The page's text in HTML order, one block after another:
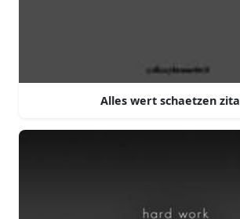
Alles wert schaetzen